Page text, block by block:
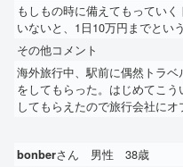
もしもの時に備えてもってい
いないと、1日10万円までとい
その他コメント
海外旅行中、駅前に偶然トラ
をしてもらった。はじめてこ
してもらえたので旅行会社にオ
bonberさん 男性 38歳